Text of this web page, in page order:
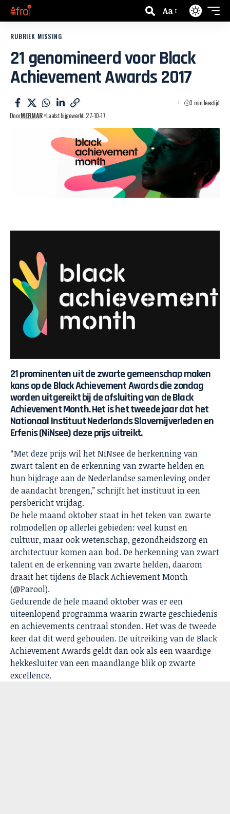
Aa
RUBRIEK MISSING
21 genomineerd voor Black
Achievement Awards 2017
DoorMERMAR Laatst bijgewerkt: 27-10-17
3 min leestijd
21 prominenten uit de zwarte gemeenschap maken
kans op de Black Achievement Awards die zondag
worden uitgereikt bij de afsluiting van de Black
Achievement Month. Het is het tweede jaar dat het
Nationaal Instituut Nederlands Slavernijverleden en
Erfenis (NiNsee) deze prijs uitreikt.
“Met deze prijs wil het NiNsee de herkenning van
zwart talent en de erkenning van zwarte helden en
hun bijdrage aan de Nederlandse samenleving onder
de aandacht brengen,” schrijft het instituut in een
persbericht vrijdag.
De hele maand oktober staat in het teken van zwarte
rolmodellen op allerlei gebieden: veel kunst en
cultuur, maar ook wetenschap, gezondheidszorg en
architectuur komen aan bod. De herkenning van zwart
talent en de erkenning van zwarte helden, daarom
draait het tijdens de Black Achievement Month
(@Parool).
Gedurende de hele maand oktober was er een
uiteenlopend programma waarin zwarte geschiedenis
en achievements centraal stonden. Het was de tweede
keer dat dit werd gehouden. De uitreiking van de Black
Achievement Awards geldt dan ook als een waardige
hekkesluiter van een maandlange blik op zwarte
excellence.